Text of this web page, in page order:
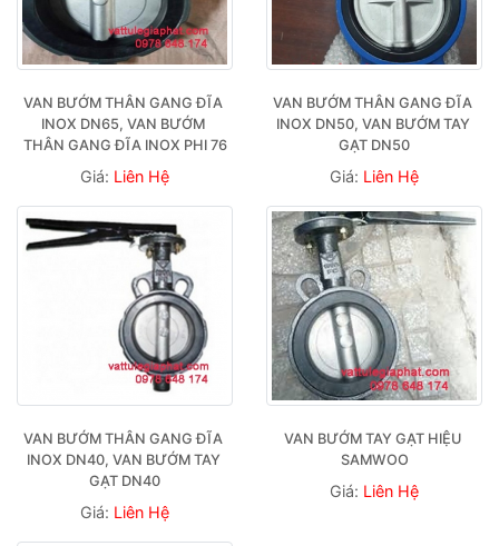
VAN BƯỚM THÂN GANG ĐĨA
INOX DN65, VAN BƯỚM
THÂN GANG ĐĨA INOX PHI 76
Giá: Liên Hệ
VAN BƯỚM THÂN GANG ĐĨA
INOX DN50, VAN BƯỚM TAY
GẠT DN50
Giá: Liên Hệ
VAN BƯỚM THÂN GANG ĐĨA
INOX DN40, VAN BƯỚM TAY
GẠT DN40
Giá: Liên Hệ
VAN BƯỚM TAY GẠT HIỆU
SAMWOO
Giá: Liên Hệ